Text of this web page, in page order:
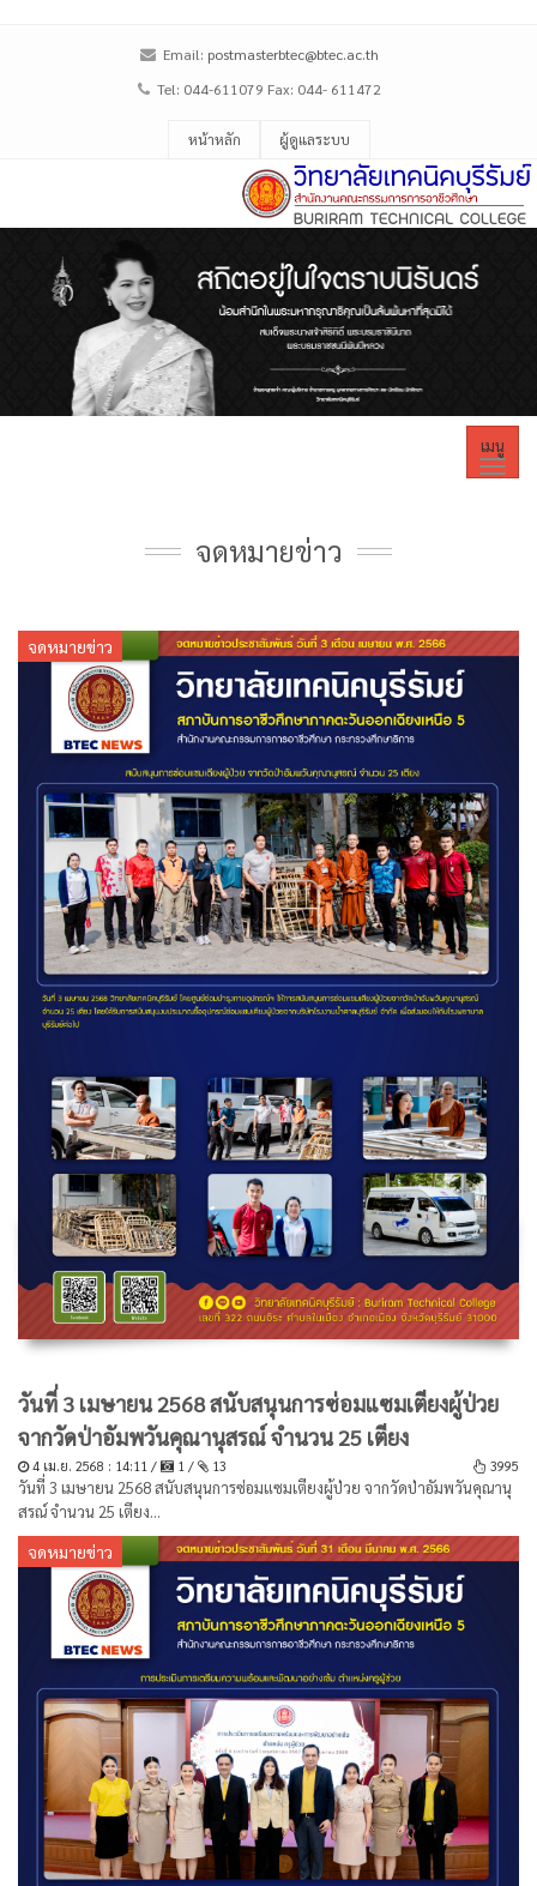
Email: postmasterbtec@btec.ac.th
Tel: 044-611079 Fax: 044- 611472
หน้าหลัก ผู้ดูแลระบบ
เมนู
จดหมายข่าว
จดหมายข่าว
วันที่ 3 เมษายน 2568 สนับสนุนการซ่อมแซมเตียงผู้ป่วย
จากวัดป่าอัมพวันคุณานุสรณ์ จำนวน 25 เตียง
4 เม.ย. 2568 : 14:11 / 1 / 13 3995
วันที่ 3 เมษายน 2568 สนับสนุนการซ่อมแซมเตียงผู้ป่วย จากวัดป่าอัมพวันคุณานุ
สรณ์ จำนวน 25 เตียง...
จดหมายข่าว